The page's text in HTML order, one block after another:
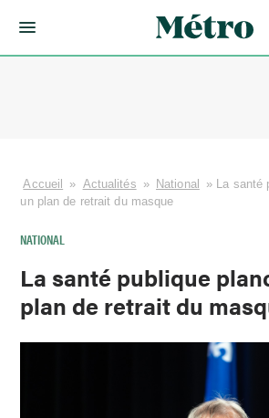
Accueil » Actualités » National » La santé
un plan de retrait du masque
NATIONAL
La santé publique
plan de retrait du